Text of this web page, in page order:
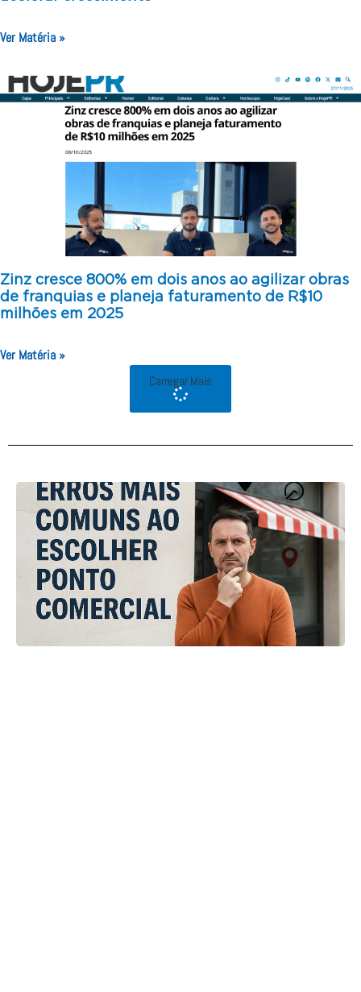
Ver Matéria »
Zinz cresce 800% em dois anos ao agilizar obras
de franquias e planeja faturamento de R$10
milhões em 2025
Ver Matéria »
Carregar Mais